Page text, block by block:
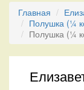
Главная
Полушка (¼
Полушка (¼